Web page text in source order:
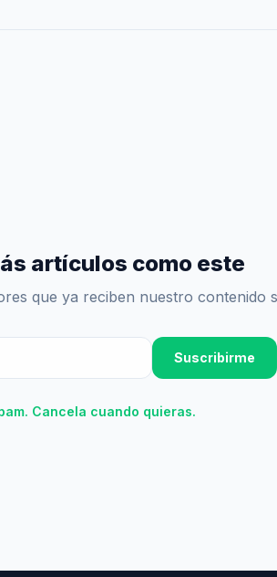
artículos como este
que ya reciben nuestro contenido
Suscribirme
Cancela cuando quieras.